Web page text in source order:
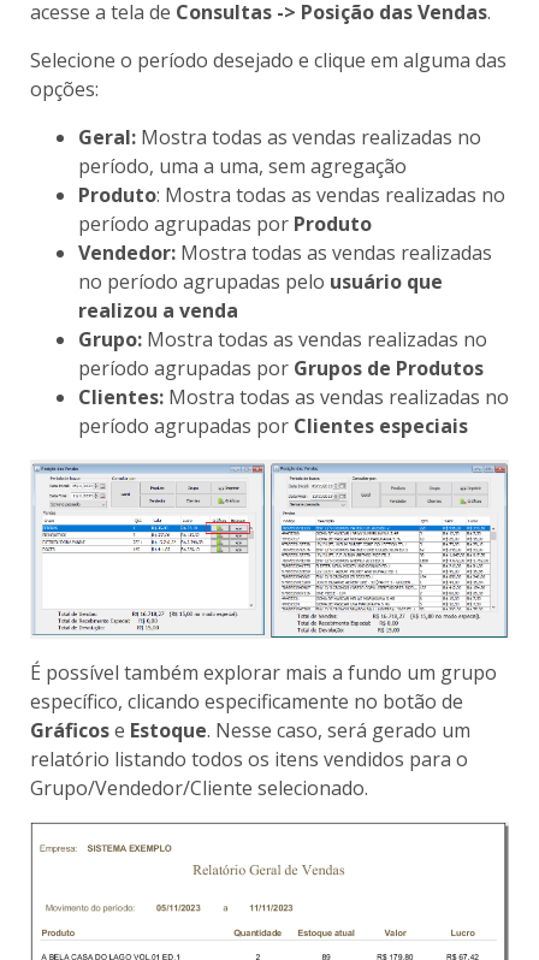
acesse a tela de Consultas -> Posição das Vendas.
Selecione o período desejado e clique em alguma das
opções:
Geral: Mostra todas as vendas realizadas no
período, uma a uma, sem agregação
Produto: Mostra todas as vendas realizadas no
período agrupadas por Produto
Vendedor: Mostra todas as vendas realizadas
no período agrupadas pelo usuário que
realizou a venda
Grupo: Mostra todas as vendas realizadas no
período agrupadas por Grupos de Produtos
Clientes: Mostra todas as vendas realizadas no
período agrupadas por Clientes especiais
É possível também explorar mais a fundo um grupo
específico, clicando especificamente no botão de
Gráficose Estoque. Nesse caso, será gerado um
relatório listando todos os itens vendidos para o
Grupo/Vendedor/Cliente selecionado.